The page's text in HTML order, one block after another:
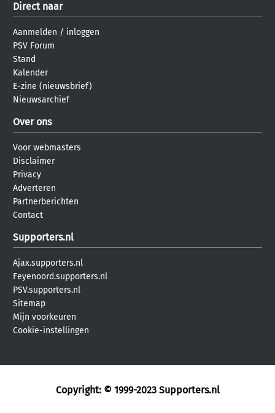
Direct naar
Aanmelden / inloggen
PSV Forum
Stand
Kalender
E-zine (nieuwsbrief)
Nieuwsarchief
Over ons
Voor webmasters
Disclaimer
Privacy
Adverteren
Partnerberichten
Contact
Supporters.nl
Ajax.supporters.nl
Feyenoord.supporters.nl
PSV.supporters.nl
Sitemap
Mijn voorkeuren
Cookie-instellingen
Copyright: © 1999-2023 Supporters.nl